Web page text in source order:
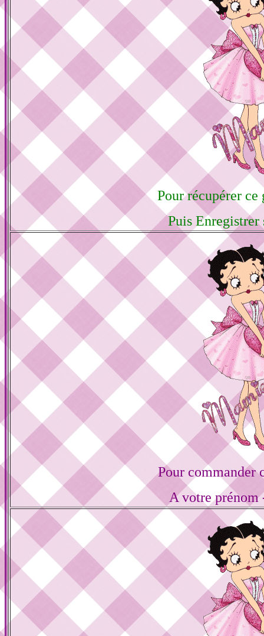
Pour récupérer
Puis Enregistrer
Pour commander
A votre prénom